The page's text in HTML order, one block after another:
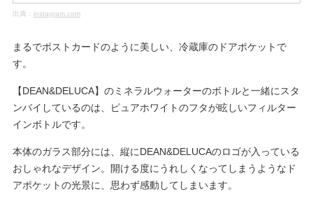
出典： instagram.com
まるでポストカードのように美しい、冷蔵庫のドアポケットで
す。
【DEAN&DELUCA】のミネラルウォーターのボトルと一緒にスタ
ンバイしているのは、ピュアホワイトのフタが眩しいフィルター
インボトルです。
本体のガラス部分には、縦にDEAN&DELUCAのロゴが入っている
おしゃれなデザイン。開ける度にうれしくなってしまうようなド
アポケットの光景に、思わず感動してしまいます。